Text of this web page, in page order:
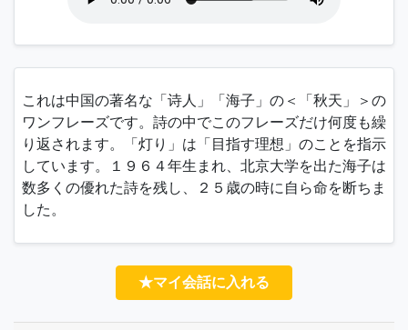
これは中国の著名な「 诗人 」「海子」の＜「 秋天 」＞の
ワンフレーズです。詩の中でこのフレーズだけ何度も繰
り返されます。「灯り」は「目指す理想」のことを指示
しています。１９６４年生まれ、北京大学を出た海子は
数多くの優れた詩を残し、２５歳の時に自ら命を断ちま
した。
★マイ会話に入れる